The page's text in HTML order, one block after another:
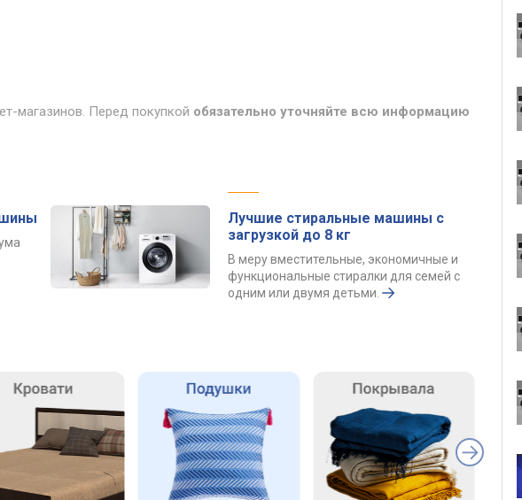
магазинов. Перед покупкой обязательно уточняйте всю информацию
Лучшие стиральные машины с
загрузкой до 8 кг
В меру вместительные, экономичные и
функциональные стиралки для семей с
одним или двумя детьми.